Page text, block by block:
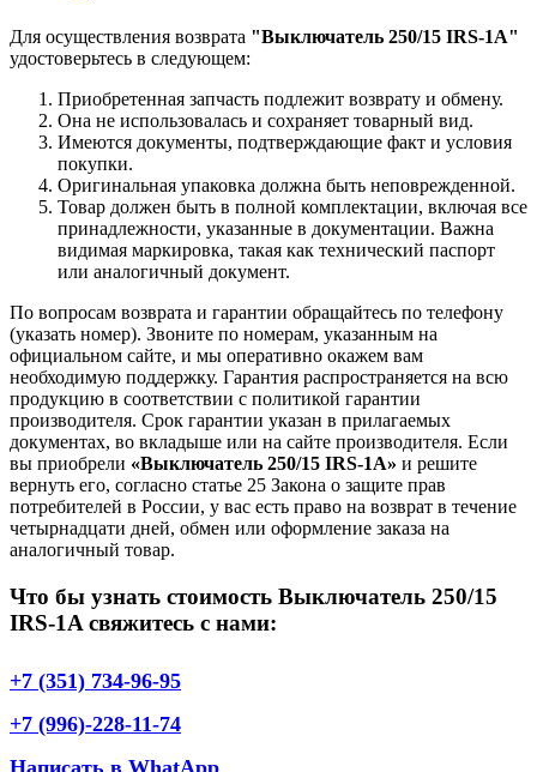
Для осуществления возврата "Выключатель 250/15 IRS-1A"
удостоверьтесь в следующем:
Приобретенная запчасть подлежит возврату и обмену.
Она не использовалась и сохраняет товарный вид.
Имеются документы, подтверждающие факт и условия
покупки.
Оригинальная упаковка должна быть неповрежденной.
Товар должен быть в полной комплектации, включая все
принадлежности, указанные в документации. Важна
видимая маркировка, такая как технический паспорт
или аналогичный документ.
По вопросам возврата и гарантии обращайтесь по телефону
(указать номер). Звоните по номерам, указанным на
официальном сайте, и мы оперативно окажем вам
необходимую поддержку. Гарантия распространяется на всю
продукцию в соответствии с политикой гарантии
производителя. Срок гарантии указан в прилагаемых
документах, во вкладыше или на сайте производителя. Если
вы приобрели «Выключатель 250/15 IRS-1A» и решите
вернуть его, согласно статье 25 Закона о защите прав
потребителей в России, у вас есть право на возврат в течение
четырнадцати дней, обмен или оформление заказа на
аналогичный товар.
Что бы узнать стоимость Выключатель 250/15
IRS-1A свяжитесь с нами:
+7 (351) 734-96-95
+7 (996)-228-11-74
Написать в WhatApp